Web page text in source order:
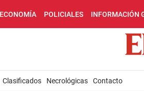
POLICIALES INFORMACIÓN
Clasificados Necrológicas Contacto